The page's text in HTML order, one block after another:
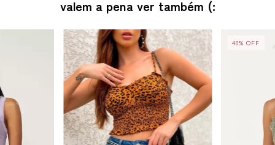
valem a pena ver também (:
40%OFF